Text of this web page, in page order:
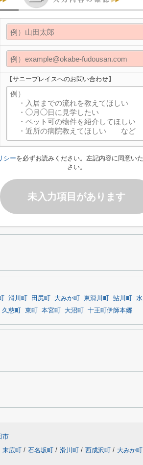
【サニープレイスへのお問い合わせ】
シーを必ずお読みください。左記内容に同意い
さい。
未入力項目があります
滑川町 田尻町 大みか町 東滑川町 鮎川町 水
久慈町 東町 本宮町 大沼町 十王町伊師本郷
市
末広町 / 石名坂町 / 滑川町 / 西成沢町 / 大みか町